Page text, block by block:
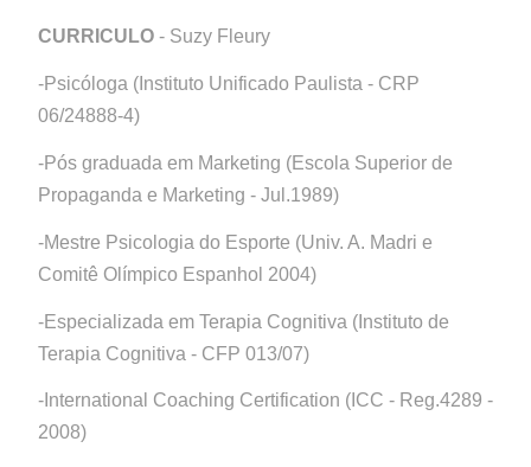
CURRICULO - Suzy Fleury
-Psicóloga (Instituto Unificado Paulista - CRP
06/24888-4)
-Pós graduada em Marketing (Escola Superior de
Propaganda e Marketing - Jul.1989)
-Mestre Psicologia do Esporte (Univ. A. Madri e
Comitê Olímpico Espanhol 2004)
-Especializada em Terapia Cognitiva (Instituto de
Terapia Cognitiva - CFP 013/07)
-International Coaching Certification (ICC - Reg.4289 -
2008)